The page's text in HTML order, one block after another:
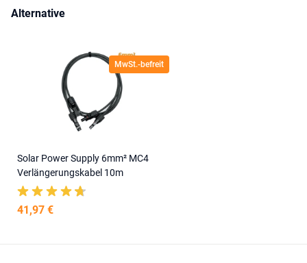
Alternative
MwSt.-befreit
Solar Power Supply 6mm² MC4
Verlängerungskabel 10m
41,97 €